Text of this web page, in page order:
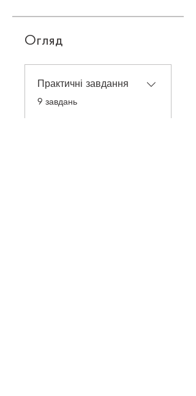
Огляд
Практичні завдання
.
9 завдань